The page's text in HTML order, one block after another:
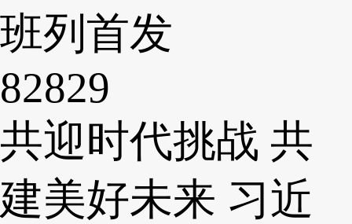
班列首发
82829
共迎时代挑战 共
建美好未来 习近